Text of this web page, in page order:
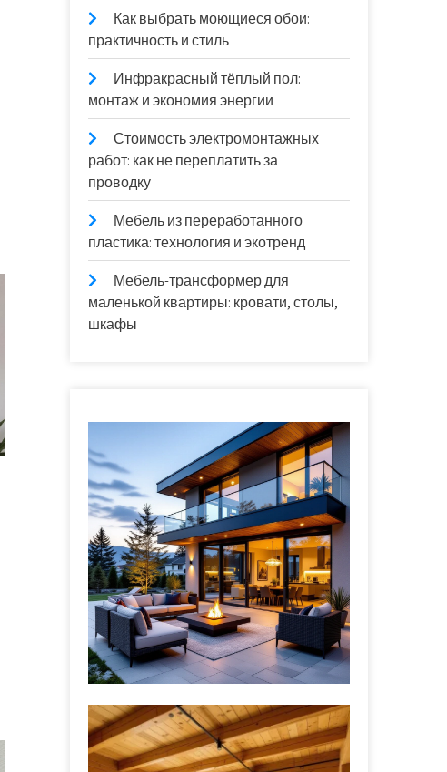
Как выбрать моющиеся обои:
практичность и стиль
Инфракрасный тёплый пол:
монтаж и экономия энергии
Стоимость электромонтажных
работ: как не переплатить за
проводку
Мебель из переработанного
пластика: технология и экотренд
Мебель-трансформер для
маленькой квартиры: кровати, столы,
шкафы